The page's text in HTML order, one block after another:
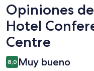
Opiniones
Opiniones
Hotel
Centre
8,0 Muy bueno